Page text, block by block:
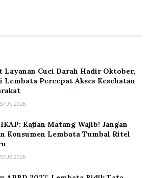
Layanan Cuci Darah Hadir Oktober,
Lembata Percepat Akses Kesehatan
2026
Kajian Matang Wajib! Jangan
Konsumen Lembata Tumbal Ritel
2026